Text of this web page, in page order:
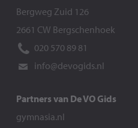
Bergweg Zuid 126
2661 CW Bergschenhoek
020 570 89 81
info@devogids.nl
Partners van De VO Gids
gymnasia.nl